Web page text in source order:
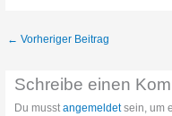
← Vorheriger Beitrag
Schreibe einen
Du musstangemeldetsein, um